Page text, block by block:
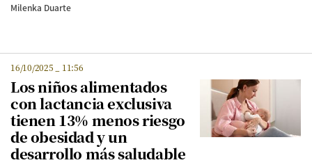
Milenka Duarte
16/10/2025 11:56
Los niños alimentados
con lactancia exclusiva
tienen 13% menos riesgo
de obesidad y un
desarrollo más saludable